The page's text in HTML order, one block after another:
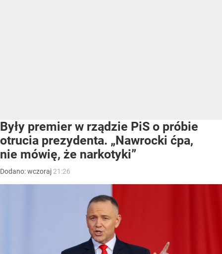
Były premier w rządzie PiS o próbie
otrucia prezydenta. „Nawrocki ćpa,
nie mówię, że narkotyki”
Dodano:wczoraj 21:26